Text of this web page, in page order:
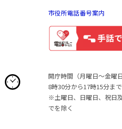
市役所電話番号案内
開庁時間（月曜日〜金曜日
8時30分から17時15分まで
※土曜日、日曜日、祝日
でを除く